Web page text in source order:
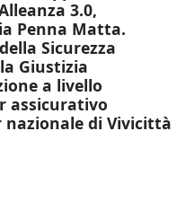
3.0,
Penna Matta.
Sicurezza
Giustizia
a livello
assicurativo
di Vivicittà